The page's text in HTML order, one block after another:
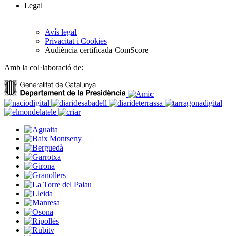
Legal
Avís legal
Privacitat i Cookies
Audiència certificada ComScore
Amb la col·laboració de: